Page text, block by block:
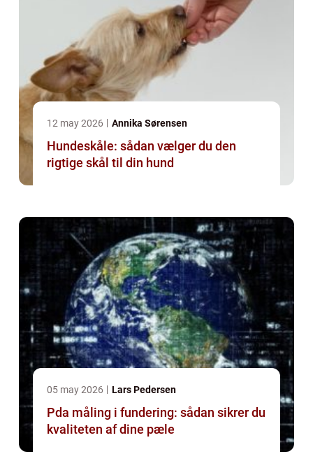
12 may 2026 Annika Sørensen
Hundeskåle: sådan vælger du den
rigtige skål til din hund
05 may 2026 Lars Pedersen
Pda måling i fundering: sådan sikrer du
kvaliteten af dine pæle